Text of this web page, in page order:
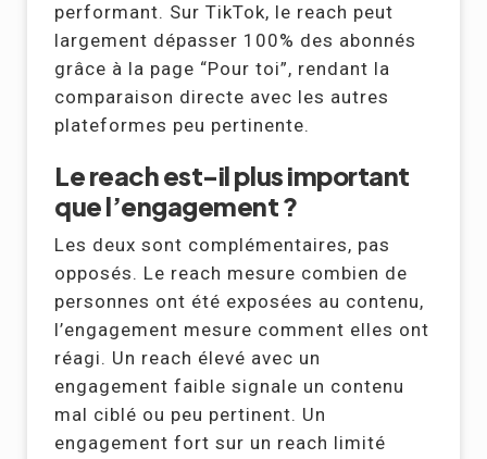
performant. Sur TikTok, le reach peut
largement dépasser 100% des abonnés
grâce à la page “Pour toi”, rendant la
comparaison directe avec les autres
plateformes peu pertinente.
Le reach est-il plus important
que l’engagement ?
Les deux sont complémentaires, pas
opposés. Le reach mesure combien de
personnes ont été exposées au contenu,
l’engagement mesure comment elles ont
réagi. Un reach élevé avec un
engagement faible signale un contenu
mal ciblé ou peu pertinent. Un
engagement fort sur un reach limité